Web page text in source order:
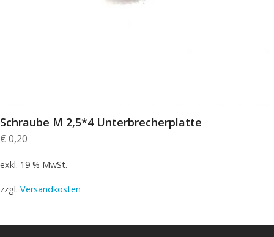
Schraube M 2,5*4 Unterbrecherplatte
€ 0,20
exkl. 19 % MwSt.
zzgl. Versandkosten